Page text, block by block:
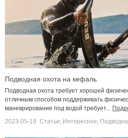
Подводная охота на кефаль
Подводная охота требует хорошей
отличным способом поддерживать
маневрирование под водой требует...
2023-05-19 Статьи, Интересное,